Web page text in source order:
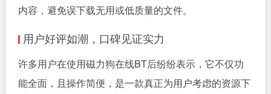
内容，避免误下载无用或低质量的文件。
用户好评如潮，口碑见证实力
许多用户在使用磁力狗在线BT后纷纷表示，它不仅功
能全面，且操作简便，是一款真正为用户考虑的资源下